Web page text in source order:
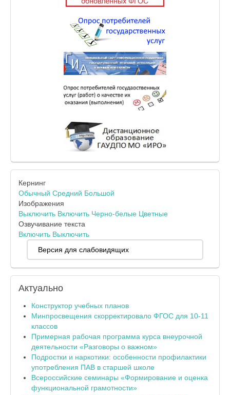
Кернинг
Обычный Средний Большой
Изображения
Выключить Включить Черно-белые Цветные
Озвучивание текста
Включить Выключить
Версия для слабовидящих
Актуально
Конструктор учебных планов
Минпросвещения скорректировало ФГОС для 10-11
классов
Примерная рабочая программа курса внеурочной
деятельности «Разговоры о важном»
Подростки и наркотики: особенности профилактики
употребления ПАВ в старшей школе
Всероссийские семинары «Формирование и оценка
функциональной грамотности»